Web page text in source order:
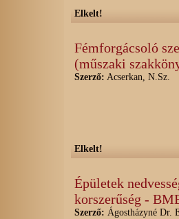
Elkelt!
Fémforgácsoló
(műszaki
Szerző: Acserkan, N.Sz.
Elkelt!
Épületek
korszerűség -
Szerző: Ágostházyné Dr.